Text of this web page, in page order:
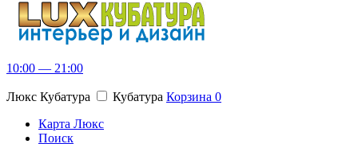
10:00 — 21:00
Люкс Кубатура Кубатура Корзина 0
Карта Люкс
Поиск